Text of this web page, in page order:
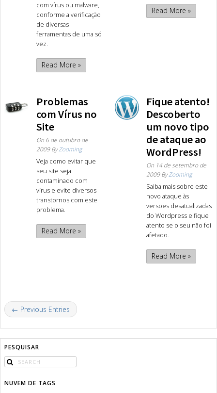
com vírus ou malware,
conforme a verificação
de diversas
ferramentas de uma só
vez.
Read More »
Read More »
Problemas
com Vírus no
Site
On 6 de outubro de
2009ByZooming
Veja como evitar que
seu site seja
contaminado com
vírus e evite diversos
transtornos com este
problema.
Read More »
Fique atento!
Descoberto
um novo tipo
de ataque ao
WordPress!
On 14 de setembro de
2009ByZooming
Saiba mais sobre este
novo ataque às
versões desatualizadas
do Wordpress e fique
atento se o seu não foi
afetado.
Read More »
← Previous Entries
PESQUISAR
NUVEM DE TAGS